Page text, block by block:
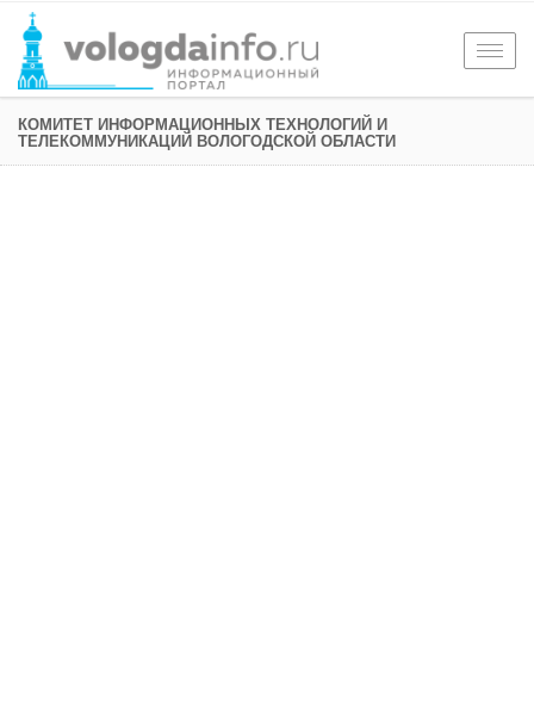
КОМИТЕТ ИНФОРМАЦИОННЫХ ТЕХНОЛОГИЙ И
ТЕЛЕКОММУНИКАЦИЙ ВОЛОГОДСКОЙ ОБЛАСТИ